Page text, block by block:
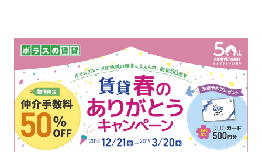
詳しい内容は、店舗スタッフまでお問い合わせくだ
さい。
ホームページ 3/21(木)公開予定
https://www.chuobuilding-